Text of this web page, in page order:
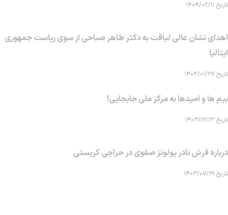
تاریخ ۱۴۰۴/۰۲/۱۱
اهدای نشان عالی لیاقت به دکتر طاهر صباحی از سوی ریاست جمهوری
ایتالیا
تاریخ ۱۴۰۴/۰۱/۲۷
بیم ها و امیدها به مرکز ملی جابجایی!
تاریخ ۱۴۰۳/۱۲/۱۳
درباره فرش نادر پولونز صفوی در حراجی کریستی
تاریخ ۱۴۰۳/۰۷/۲۹